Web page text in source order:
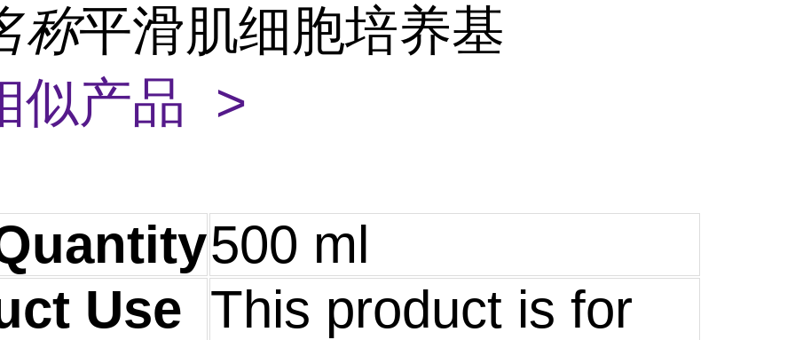
称平滑肌细胞培养基
似产品 >
500 ml
Use This product is for